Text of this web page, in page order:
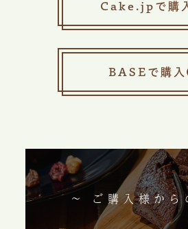
Cake.jpで購
BASEで購入
~ ご購入様か